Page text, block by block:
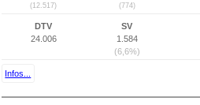
(12.517) (774)
DTV
24.006
SV
1.584
(6,6%)
Infos...